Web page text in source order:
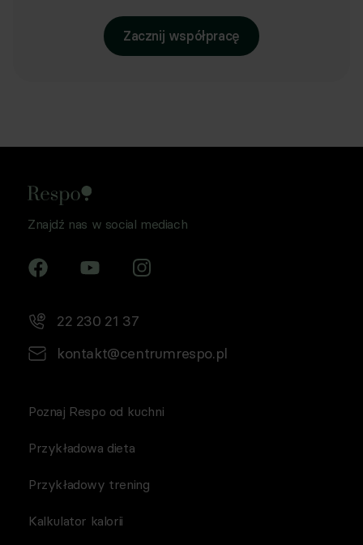
Zacznij współpracę
Znajdź nas w social mediach
22 230 21 37
kontakt@centrumrespo.pl
Poznaj Respo od kuchni
Przykładowa dieta
Przykładowy trening
Kalkulator kalorii